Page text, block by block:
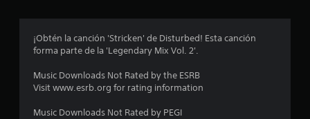
o
n
¡Obtén la canción 'Stricken' de Disturbed! Esta canción
forma parte de la 'Legendary Mix Vol. 2'.
Music Downloads Not Rated by the ESRB
Visit www.esrb.org for rating information
Music Downloads Not Rated by PEGI